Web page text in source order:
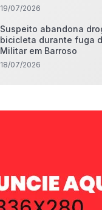
19/07/2026
Suspeito abandona
bicicleta durante fuga
Militar em Barroso
18/07/2026